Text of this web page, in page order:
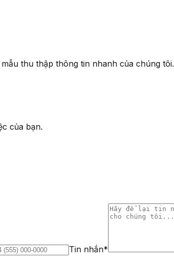
thu thập thông tin nhanh của chúng tôi.
của bạn.
Tin nhắn*